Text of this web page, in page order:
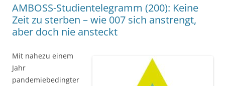
AMBOSS-Studientelegramm (200): Keine
Zeit zu sterben – wie 007 sich anstrengt,
aber doch nie ansteckt
Mit nahezu einem
Jahr
pandemiebedingter